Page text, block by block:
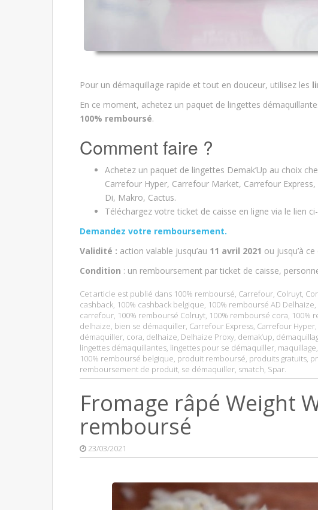
Pour un démaquillage rapide et tout en douceur, utilisez les
En ce moment, achetez un paquet de lingettes
100% remboursé.
Comment faire ?
Achetez un paquet de lingettes Demak’Up au choix
Carrefour Hyper, Carrefour Market, Carrefour
Di, Makro, Cactus.
Téléchargez votre ticket de caisse en ligne via le lien
Demandez votre remboursement.
Validité : action valable jusqu’au 11 avril 2021 ou jusqu’à ce
Condition : un remboursement par ticket de caisse,
Cet article est publié dans 100% remboursé, Carrefour, Colruyt,
cashback, 100% cashback belgique, 100% remboursé AD Delhaize,
carrefour, 100% remboursé Colruyt, 100% remboursé cora, 100%
delhaize, bien se démaquiller, Carrefour Express, Carrefour Hyper,
démaquiller, cora, delhaize, Delhaize Proxy, demak’up,
lingettes démaquillantes, lingettes pour se démaquiller, maquillage,
100% remboursé belgique, produit remboursé, produits gratuits,
remboursement de produit, se démaquiller, smatch, Spar.
Fromage râpé Weight
remboursé
23/03/2021